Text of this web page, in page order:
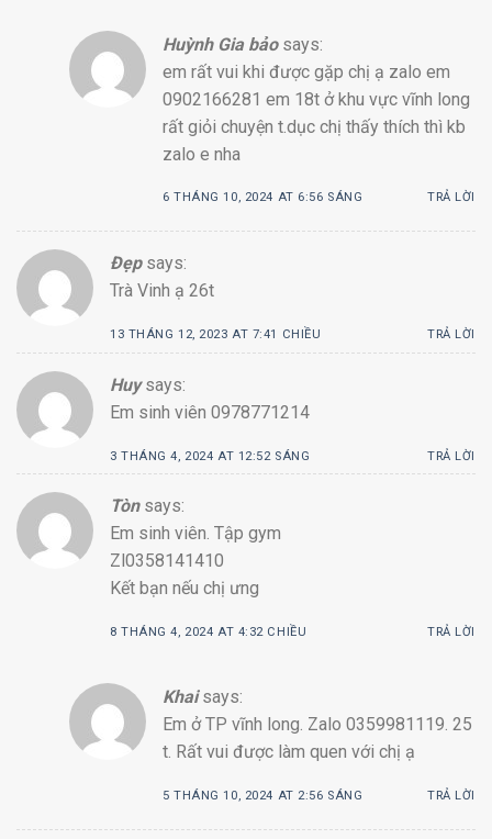
Huỳnh Gia bảo says:
em rất vui khi được gặp chị ạ zalo em
0902166281 em 18t ở khu vực vĩnh long
rất giỏi chuyện t.dục chị thấy thích thì kb
zalo e nha
6 THÁNG 10, 2024 AT 6:56 SÁNG TRẢ LỜI
Đẹp says:
Trà Vinh ạ 26t
13 THÁNG 12, 2023 AT 7:41 CHIỀU TRẢ LỜI
Huy says:
Em sinh viên 0978771214
3 THÁNG 4, 2024 AT 12:52 SÁNG TRẢ LỜI
Tòn says:
Em sinh viên. Tập gym
Zl0358141410
Kết bạn nếu chị ưng
8 THÁNG 4, 2024 AT 4:32 CHIỀU TRẢ LỜI
Khai says:
Em ở TP vĩnh long. Zalo 0359981119. 25
t. Rất vui được làm quen với chị ạ
5 THÁNG 10, 2024 AT 2:56 SÁNG TRẢ LỜI